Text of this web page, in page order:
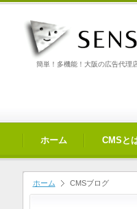
簡単！多機能！大阪の広告代理店
ホーム CMSと
ホーム CMSブログ